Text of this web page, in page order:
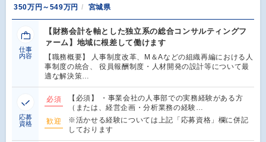
350万円～549万円
宮城県
仕事
内容
【財務会計を軸とした独立系の総合コンサルティングフ
ァーム】地域に根差して働けます
【職務概要】 人事制度改革、M＆Aなどの組織再編における人
事制度の統合、 役員報酬制度・人材開発の設計等について最
適な解決策…
応募
資格
必須
【必須】 ・事業会社の人事部での実務経験がある方
（または、経営企画・分析業務の経験…
歓迎
※活かせる経験については上記「応募資格」欄に併記
しております